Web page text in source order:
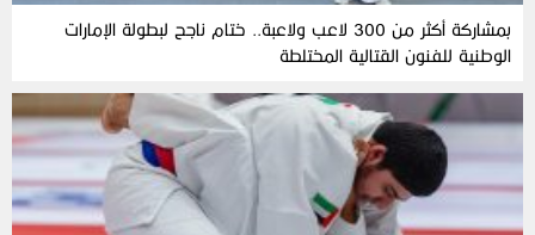
بمشاركة أكثر من 300 لاعب ولاعبة.. ختام ناجح لبطولة الإمارات
الوطنية للفنون القتالية المختلطة